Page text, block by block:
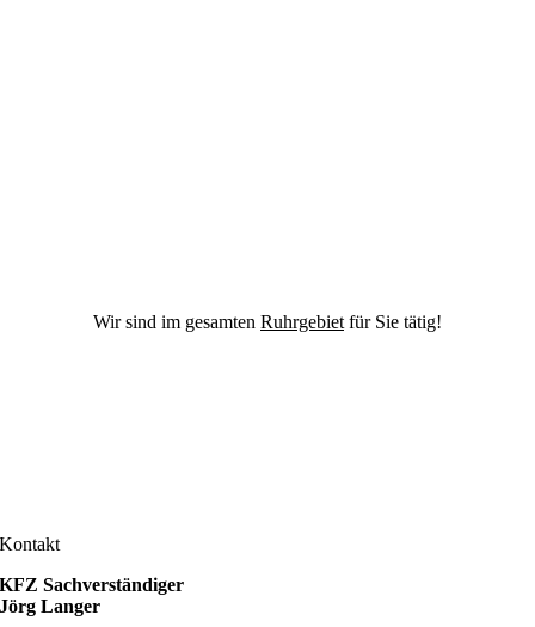
Wir sind im gesamten Ruhrgebiet für Sie tätig!
Kontakt
KFZ Sachverständiger
Jörg Langer